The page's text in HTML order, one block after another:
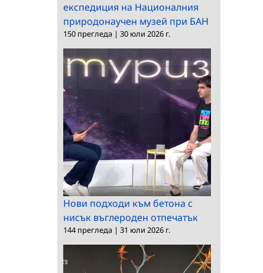
експедиция на Националния
природонаучен музей при БАН
150 прегледа | 30 юли 2026 г.
Нови подходи към бетона с
нисък въглероден отпечатък
144 прегледа | 31 юли 2026 г.